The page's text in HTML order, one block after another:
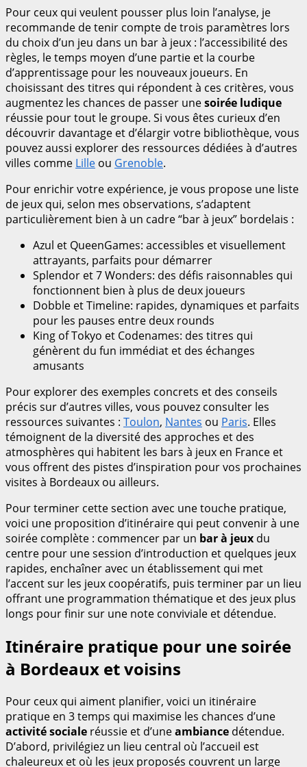
Pour ceux qui veulent pousser plus loin l’analyse, je
recommande de tenir compte de trois paramètres lors
du choix d’un jeu dans un bar à jeux : l’accessibilité des
règles, le temps moyen d’une partie et la courbe
d’apprentissage pour les nouveaux joueurs. En
choisissant des titres qui répondent à ces critères, vous
augmentez les chances de passer unesoirée ludique
réussie pour tout le groupe. Si vous êtes curieux d’en
découvrir davantage et d’élargir votre bibliothèque, vous
pouvez aussi explorer des ressources dédiées à d’autres
villes comme Lille ou Grenoble.
Pour enrichir votre expérience, je vous propose une liste
de jeux qui, selon mes observations, s’adaptent
particulièrement bien à un cadre “bar à jeux” bordelais :
Azul et QueenGames: accessibles et visuellement
attrayants, parfaits pour démarrer
Splendor et 7 Wonders: des défis raisonnables qui
fonctionnent bien à plus de deux joueurs
Dobble et Timeline: rapides, dynamiques et parfaits
pour les pauses entre deux rounds
King of Tokyo et Codenames: des titres qui
génèrent du fun immédiat et des échanges
amusants
Pour explorer des exemples concrets et des conseils
précis sur d’autres villes, vous pouvez consulter les
ressources suivantes : Toulon, Nantes ou Paris. Elles
témoignent de la diversité des approches et des
atmosphères qui habitent les bars à jeux en France et
vous offrent des pistes d’inspiration pour vos prochaines
visites à Bordeaux ou ailleurs.
Pour terminer cette section avec une touche pratique,
voici une proposition d’itinéraire qui peut convenir à une
soirée complète : commencer par un bar à jeux du
centre pour une session d’introduction et quelques jeux
rapides, enchaîner avec un établissement qui met
l’accent sur les jeux coopératifs, puis terminer par un lieu
offrant une programmation thématique et des jeux plus
longs pour finir sur une note conviviale et détendue.
Itinéraire pratique pour une soirée
à Bordeaux et voisins
Pour ceux qui aiment planifier, voici un itinéraire
pratique en 3 temps qui maximise les chances d’une
activité sociale réussie et d’uneambiance détendue.
D’abord, privilégiez un lieu central où l’accueil est
chaleureux et où les jeux proposés couvrent un large